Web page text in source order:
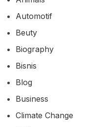
Automotif
Beuty
Biography
Bisnis
Blog
Business
Climate Change